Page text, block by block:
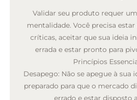
Validar seu produto requer
mentalidade. Você precisa
críticas, aceitar que sua ideia
errada e estar pronto para
Princípios
Desapego: Não se apegue à sua
preparado para que o mercado
errado e estar disposto